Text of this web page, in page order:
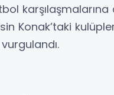
karşılaşmalarına
Konak’taki